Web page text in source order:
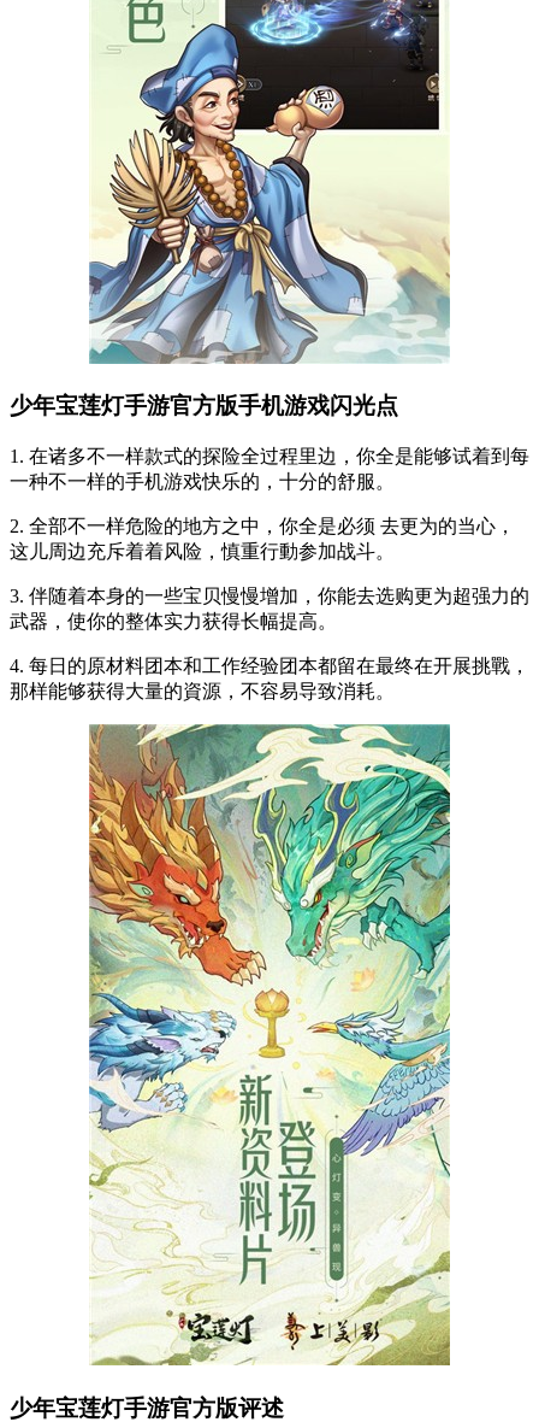
少年宝莲灯手游官方版手机游戏闪光点
1. 在诸多不一样款式的探险全过程里边，你全是能够试着到每
一种不一样的手机游戏快乐的，十分的舒服。
2. 全部不一样危险的地方之中，你全是必须 去更为的当心，
这儿周边充斥着着风险，慎重行動参加战斗。
3. 伴随着本身的一些宝贝慢慢增加，你能去选购更为超强力的
武器，使你的整体实力获得长幅提高。
4. 每日的原材料团本和工作经验团本都留在最终在开展挑戰，
那样能够获得大量的資源，不容易导致消耗。
少年宝莲灯手游官方版评述